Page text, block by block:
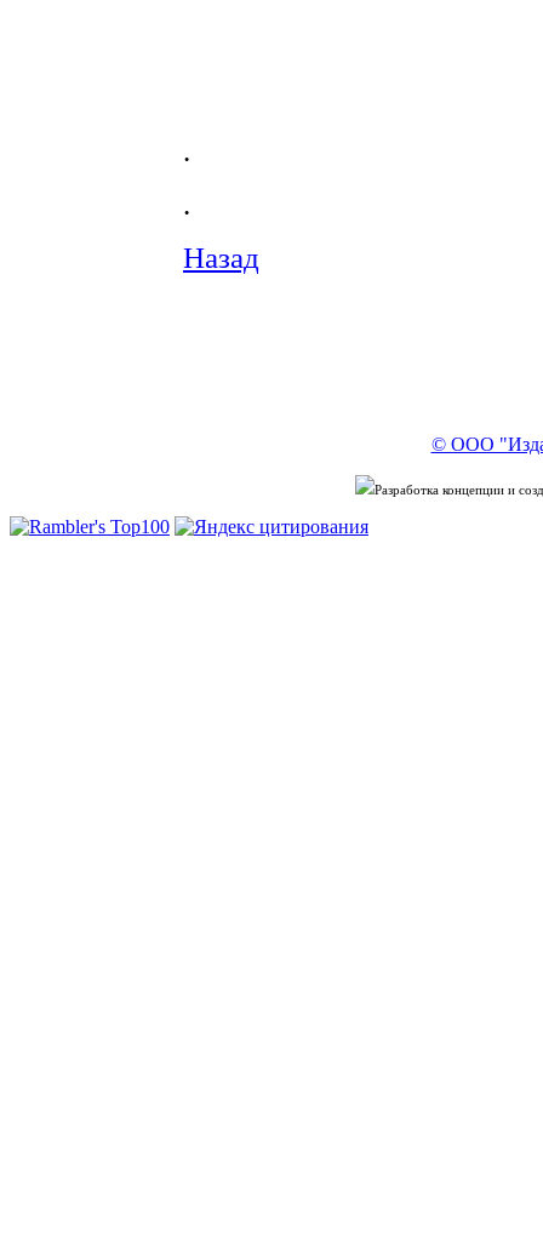
.
.
Назад
© ООО
Разработка концепции и